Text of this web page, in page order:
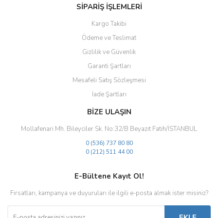
Gönder
SİPARİŞ İŞLEMLERİ
Kargo Takibi
Ödeme ve Teslimat
Gizlilik ve Güvenlik
Garanti Şartları
Mesafeli Satış Sözleşmesi
İade Şartları
BİZE ULAŞIN
Mollafenari Mh. Bileyciler Sk. No:32/B Beyazıt Fatih/İSTANBUL
0 (536) 737 80 80
0 (212) 511 44 00
E-Bültene Kayıt Ol!
Fırsatları, kampanya ve duyuruları ile ilgili e-posta almak ister misiniz?